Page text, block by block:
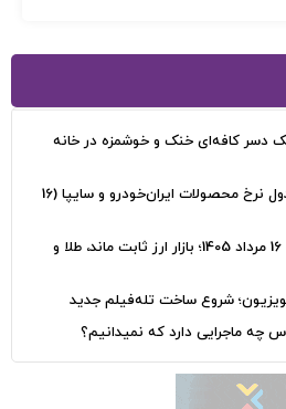
کافه‌ای خنک و خوشمزه در خانه
قیمت خودرو در بازار آزاد؛ جدول نرخ محصولات ایران‌خودرو و سایپا (16
قیمت دلار، طلا و سکه جمعه 16 مرداد 1405؛ بازار ارز ثابت ماند، طلا و
شروع ساخت تله‌فیلم جدید
ماجرایی دارد که نمیدانیم؟